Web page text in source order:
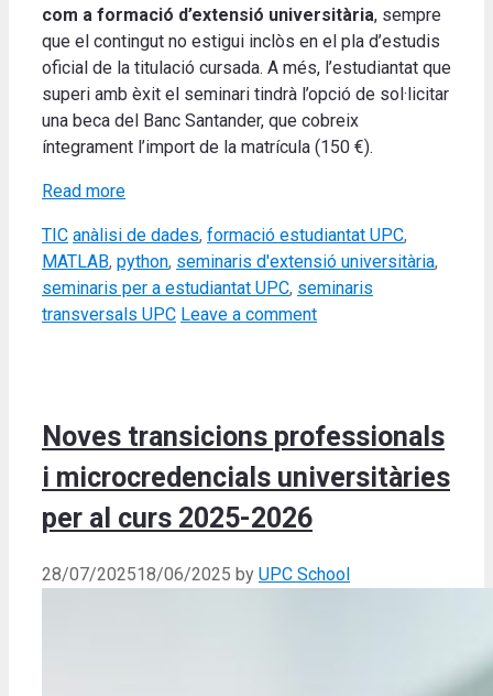
com a formació d’extensió universitària, sempre
que el contingut no estigui inclòs en el pla d’estudis
oficial de la titulació cursada. A més, l’estudiantat que
superi amb èxit el seminari tindrà l’opció de sol·licitar
una beca del Banc Santander, que cobreix
íntegrament l’import de la matrícula (150 €).
Read more
Categories
TIC Tags
anàlisi de dades, formació estudiantat UPC,
MATLAB, python, seminaris d'extensió universitària,
seminaris per a estudiantat UPC, seminaris
transversals UPC Leave a comment
Noves transicions professionals
i microcredencials universitàries
per al curs 2025-2026
28/07/202518/06/2025 by UPC School